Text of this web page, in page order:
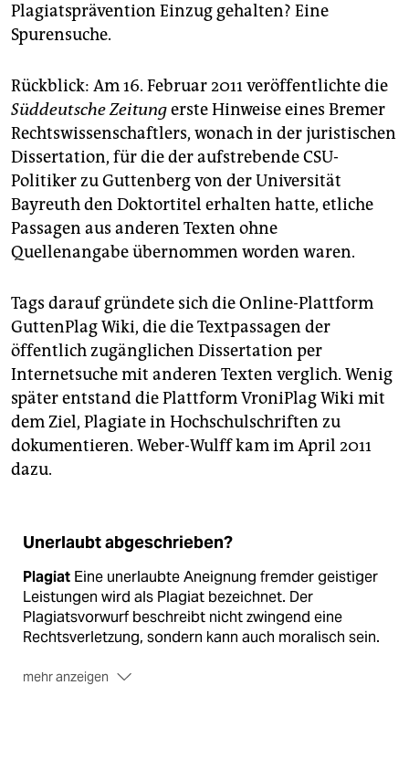
Plagiatsprävention Einzug gehalten? Eine
Spurensuche.
Rückblick: Am 16. Februar 2011 veröffentlichte die
Süddeutsche Zeitungerste Hinweise eines Bremer
Rechtswissenschaftlers, wonach in der juristischen
Dissertation, für die der aufstrebende CSU-
Politiker zu Guttenberg von der Universität
Bayreuth den Doktortitel erhalten hatte, etliche
Passagen aus anderen Texten ohne
Quellenangabe übernommen worden waren.
Tags darauf gründete sich die Online-Plattform
GuttenPlag Wiki, die die Textpassagen der
öffentlich zugänglichen Dissertation per
Internetsuche mit anderen Texten verglich. Wenig
später entstand die Plattform VroniPlag Wiki mit
dem Ziel, Plagiate in Hochschulschriften zu
dokumentieren. Weber-Wulff kam im April 2011
dazu.
Unerlaubt abgeschrieben?
Plagiat Eine unerlaubte Aneignung fremder geistiger
Leistungen wird als Plagiat bezeichnet. Der
Plagiatsvorwurf beschreibt nicht zwingend eine
Rechtsverletzung, sondern kann auch moralisch sein.
mehr anzeigen